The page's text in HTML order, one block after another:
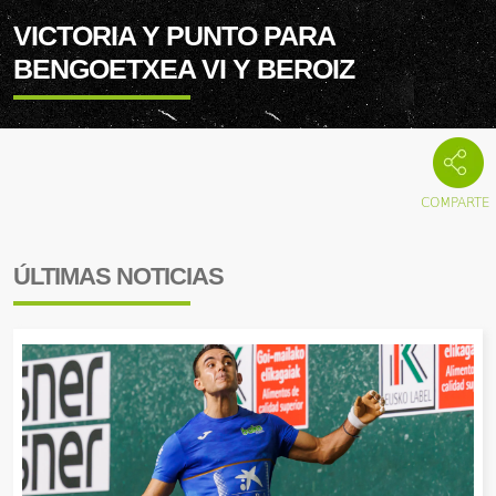
VICTORIA Y PUNTO PARA
BENGOETXEA VI Y BEROIZ
ÚLTIMAS NOTICIAS